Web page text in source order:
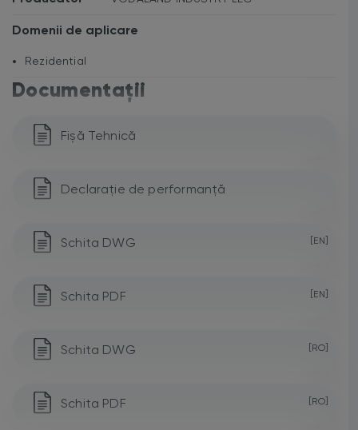
Domenii de aplicare
Rezidential
Documentații
Fișă Tehnică
Declarație de performanță
Schita DWG [EN]
Schita PDF [EN]
Schita DWG [RO]
Schita PDF [RO]